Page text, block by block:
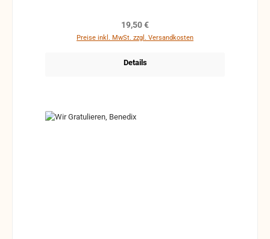
Regulärer Preis:
19,50 €
Preise inkl. MwSt. zzgl. Versandkosten
Details